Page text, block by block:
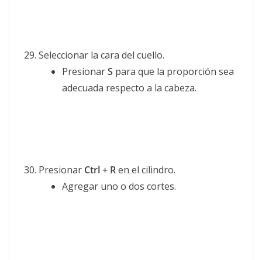
Seleccionar la cara del cuello.
PresionarS para que la proporción sea
adecuada respecto a la cabeza.
Presionar Ctrl + Ren el cilindro.
Agregar uno o dos cortes.